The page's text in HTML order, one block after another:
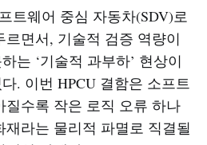
트웨어 중심 자동차(SDV)로
면서, 기술적 검증 역량이
는 ‘기술적 과부하’ 현상이
. 이번 HPCU 결함은 소프트
수록 작은 로직 오류 하나
라는 물리적 파멸로 직결될